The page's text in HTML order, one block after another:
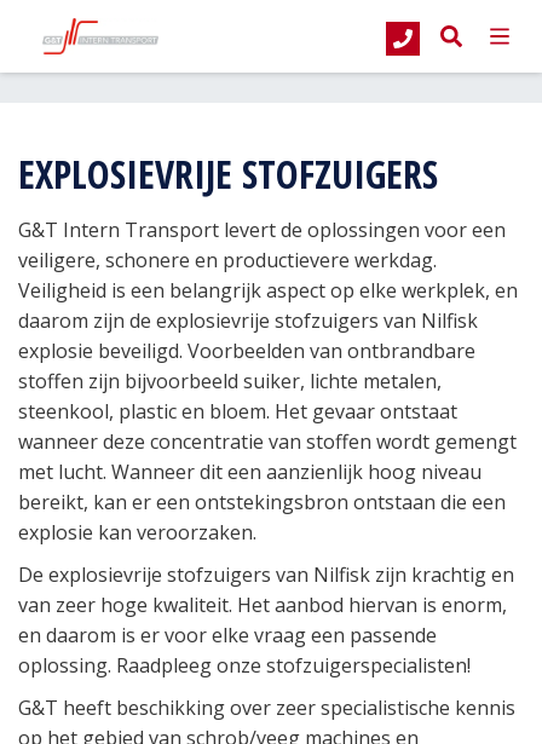
G&T Intern Transport Explosievrije
EXPLOSIEVRIJE STOFZUIGERS
G&T Intern Transport levert de oplossingen voor een
veiligere, schonere en productievere werkdag.
Veiligheid is een belangrijk aspect op elke werkplek, en
daarom zijn de explosievrije stofzuigers van Nilfisk
explosie beveiligd. Voorbeelden van ontbrandbare
stoffen zijn bijvoorbeeld suiker, lichte metalen,
steenkool, plastic en bloem. Het gevaar ontstaat
wanneer deze concentratie van stoffen wordt gemengt
met lucht. Wanneer dit een aanzienlijk hoog niveau
bereikt, kan er een ontstekingsbron ontstaan die een
explosie kan veroorzaken.
De explosievrije stofzuigers van Nilfisk zijn krachtig en
van zeer hoge kwaliteit. Het aanbod hiervan is enorm,
en daarom is er voor elke vraag een passende
oplossing. Raadpleeg onze stofzuigerspecialisten!
G&T heeft beschikking over zeer specialistische kennis
op het gebied van schrob/veeg machines en